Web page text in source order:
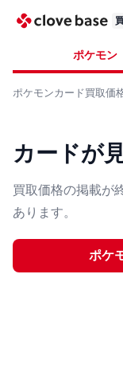
ポケモン
ポケモンカード買取価
カードが
買取価格の掲載が
あります。
ポケ